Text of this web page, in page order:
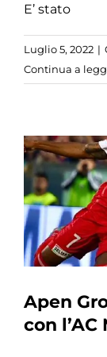
E’ stato
Luglio 5, 2022 |
Continua a
Apen
con l’AC